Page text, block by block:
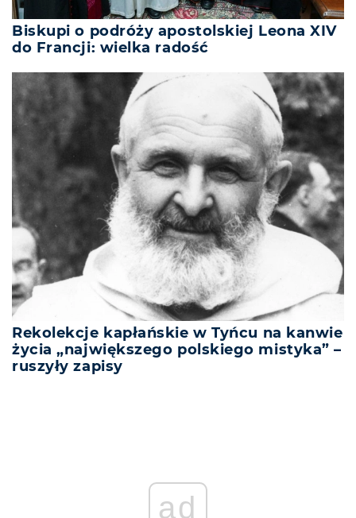
Biskupi o podróży apostolskiej Leona XIV
do Francji: wielka radość
Rekolekcje kapłańskie w Tyńcu na kanwie
życia „największego polskiego mistyka” –
ruszyły zapisy
ad